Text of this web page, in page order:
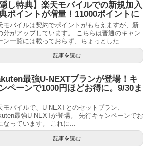
隠し特典】楽天モバイルでの新規加入
ポイントが増量！11000ポイントに
モバイルは契約でポイントがもらえますが、新
分がアップしています。 こちらは普通のキャン
ン一覧には載っておらず、ちょっとした...
記事を読む
最強U-NEXTプランが登場！キ
ペーンで1000円ほどお得に。9/30ま
モバイルで、U-NEXTとのセットプラン、
最強U-NEXTが登場。 先行キャンペーンでお
なっています。 これに...
記事を読む